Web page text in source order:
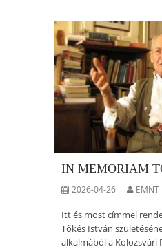
IN MEMORIAM
2026-04-26 EMNT
Itt és most címmel
Tőkés István
alkalmából a Kolozsvári